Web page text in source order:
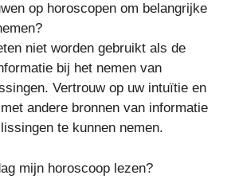
op horoscopen om belangrijke
niet worden gebruikt als de
bij het nemen van
Vertrouw op uw intuïtie en
andere bronnen van informatie
te kunnen nemen.
mijn horoscoop lezen?